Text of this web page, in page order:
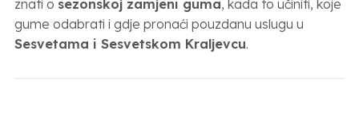
znati o sezonskoj zamjeni guma, kada to učiniti, koje
gume odabrati i gdje pronaći pouzdanu uslugu u
Sesvetama i Sesvetskom Kraljevcu.